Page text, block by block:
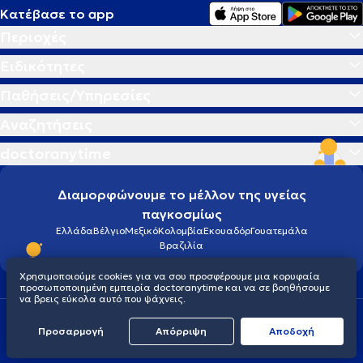
Κατέβασε το app
Διαμορφώνουμε το μέλλον της υγείας
παγκοσμίως
ΕλλάδαΒέλγιοΜεξικόΚολομβίαΕκουαδόρΓουατεμάλα
Βραζιλία
Πολιτική προστασίας προσωπικού απορρήτου
© 2026 doctoranytime
Χρησιμοποιούμε cookies για να σου προσφέρουμε μια κορυφαία
προσωποποιημένη εμπειρία doctoranytime και να σε βοηθήσουμε
να βρεις εύκολα αυτό που ψάχνεις.
Προσαρμογή Απόρριψη Aποδοχή